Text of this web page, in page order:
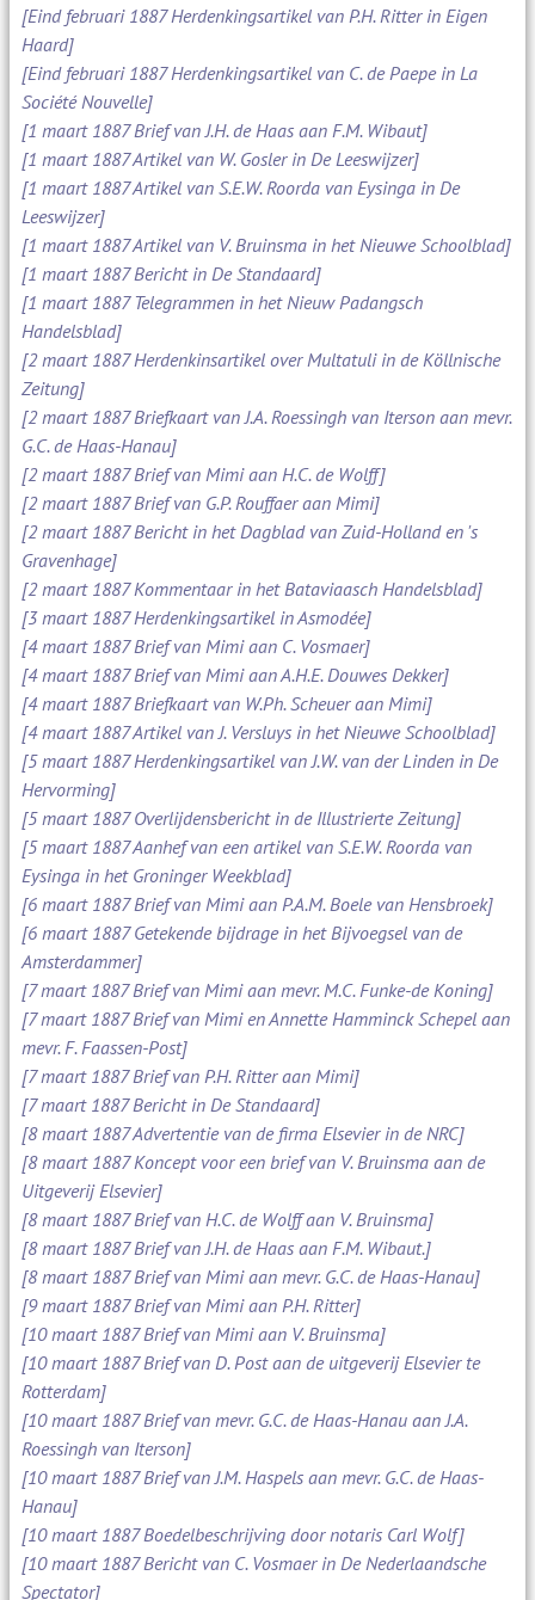
[Eind februari 1887 Herdenkingsartikel van P.H. Ritter in Eigen
Haard]
[Eind februari 1887 Herdenkingsartikel van C. de Paepe in La
Société Nouvelle]
[1 maart 1887 Brief van J.H. de Haas aan F.M. Wibaut]
[1 maart 1887 Artikel van W. Gosler in De Leeswijzer]
[1 maart 1887 Artikel van S.E.W. Roorda van Eysinga in De
Leeswijzer]
[1 maart 1887 Artikel van V. Bruinsma in het Nieuwe Schoolblad]
[1 maart 1887 Bericht in De Standaard]
[1 maart 1887 Telegrammen in het Nieuw Padangsch
Handelsblad]
[2 maart 1887 Herdenkinsartikel over Multatuli in de Köllnische
Zeitung]
[2 maart 1887 Briefkaart van J.A. Roessingh van Iterson aan mevr.
G.C. de Haas-Hanau]
[2 maart 1887 Brief van Mimi aan H.C. de Wolff]
[2 maart 1887 Brief van G.P. Rouffaer aan Mimi]
[2 maart 1887 Bericht in het Dagblad van Zuid-Holland en 's
Gravenhage]
[2 maart 1887 Kommentaar in het Bataviaasch Handelsblad]
[3 maart 1887 Herdenkingsartikel in Asmodée]
[4 maart 1887 Brief van Mimi aan C. Vosmaer]
[4 maart 1887 Brief van Mimi aan A.H.E. Douwes Dekker]
[4 maart 1887 Briefkaart van W.Ph. Scheuer aan Mimi]
[4 maart 1887 Artikel van J. Versluys in het Nieuwe Schoolblad]
[5 maart 1887 Herdenkingsartikel van J.W. van der Linden in De
Hervorming]
[5 maart 1887 Overlijdensbericht in de Illustrierte Zeitung]
[5 maart 1887 Aanhef van een artikel van S.E.W. Roorda van
Eysinga in het Groninger Weekblad]
[6 maart 1887 Brief van Mimi aan P.A.M. Boele van Hensbroek]
[6 maart 1887 Getekende bijdrage in het Bijvoegsel van de
Amsterdammer]
[7 maart 1887 Brief van Mimi aan mevr. M.C. Funke-de Koning]
[7 maart 1887 Brief van Mimi en Annette Hamminck Schepel aan
mevr. F. Faassen-Post]
[7 maart 1887 Brief van P.H. Ritter aan Mimi]
[7 maart 1887 Bericht in De Standaard]
[8 maart 1887 Advertentie van de firma Elsevier in de NRC]
[8 maart 1887 Koncept voor een brief van V. Bruinsma aan de
Uitgeverij Elsevier]
[8 maart 1887 Brief van H.C. de Wolff aan V. Bruinsma]
[8 maart 1887 Brief van J.H. de Haas aan F.M. Wibaut.]
[8 maart 1887 Brief van Mimi aan mevr. G.C. de Haas-Hanau]
[9 maart 1887 Brief van Mimi aan P.H. Ritter]
[10 maart 1887 Brief van Mimi aan V. Bruinsma]
[10 maart 1887 Brief van D. Post aan de uitgeverij Elsevier te
Rotterdam]
[10 maart 1887 Brief van mevr. G.C. de Haas-Hanau aan J.A.
Roessingh van Iterson]
[10 maart 1887 Brief van J.M. Haspels aan mevr. G.C. de Haas-
Hanau]
[10 maart 1887 Boedelbeschrijving door notaris Carl Wolf]
[10 maart 1887 Bericht van C. Vosmaer in De Nederlaandsche
Spectator]